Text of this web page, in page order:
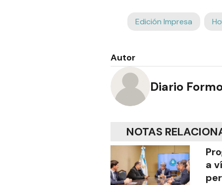
Edición Impresa
Autor
Diario
NOTAS
a